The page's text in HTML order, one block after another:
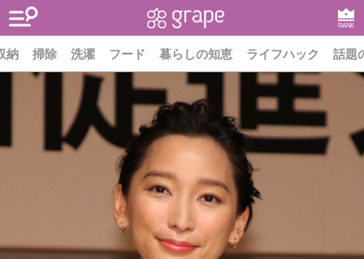
RANK
納 掃除 洗濯 フード 暮らしの知恵 ライフハック 話題